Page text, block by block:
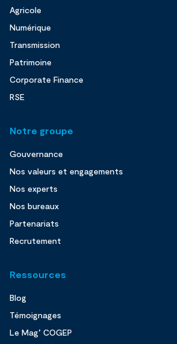
Agricole
Numérique
Transmission
Patrimoine
Corporate Finance
RSE
Notre groupe
Gouvernance
Nos valeurs et engagements
Nos experts
Nos bureaux
Partenariats
Recrutement
Ressources
Blog
Témoignages
Le Mag’ COGEP